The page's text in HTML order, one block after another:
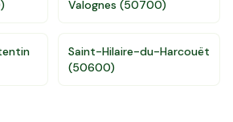
) Valognes (50700)
Saint-Hilaire-du-Harcouët
(50600)